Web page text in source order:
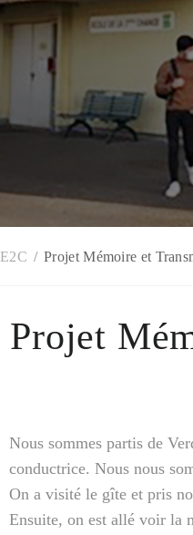
Projet Mémoire et
Projet
Nous sommes partis de
conductrice. Nous nous
On a visité le gîte et pris
Ensuite, on est allé voir la